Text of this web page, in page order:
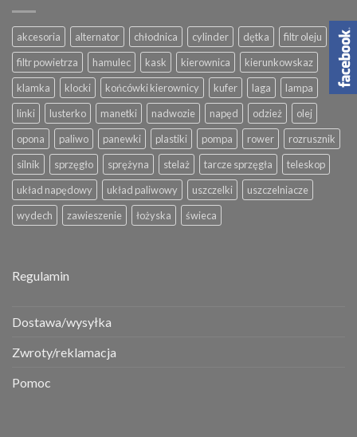
akcesoria alternator chłodnica cylinder dętka
filtr oleju
filtr powietrza
hamulec kask kierownica
kierunkowskaz
klamka
klocki końcówki kierownicy kufer laga
lampa
linki
lusterko manetki nadwozie napęd odzież
olej
opona
paliwo panewki plastiki pompa rower
rozrusznik
silnik
sprzęgło sprężyna stelaż tarcze sprzęgła
teleskop
układ napędowy
układ paliwowy uszczelki
uszczelniacze
wydech
zawieszenie łożyska świeca
Regulamin
Dostawa/wysyłka
Zwroty/reklamacja
Pomoc